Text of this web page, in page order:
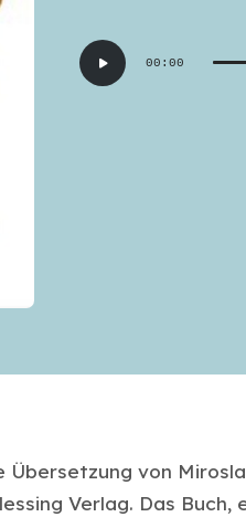
Audio-
Player
00:00
von
Verlag. Das Buch,